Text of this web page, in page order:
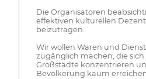
Die Organisatoren
effektiven kulturellen
beizutragen.
Wir wollen Waren und
zugänglich machen, die
Großstädte konzentrieren
Bevölkerung kaum